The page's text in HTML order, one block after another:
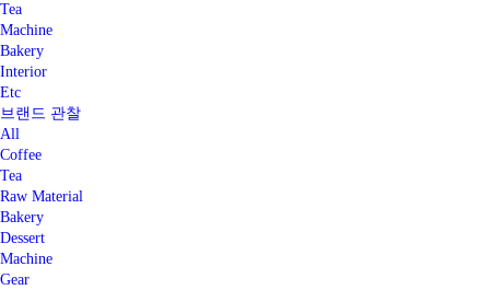
Tea
Machine
Bakery
Interior
Etc
브랜드 관찰
All
Coffee
Tea
Raw Material
Bakery
Dessert
Machine
Gear